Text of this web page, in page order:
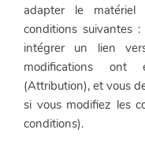
adapter le matériel
conditions suivantes
intégrer un lien
modifications ont
(Attribution), et vous
si vous modifiez les
conditions).